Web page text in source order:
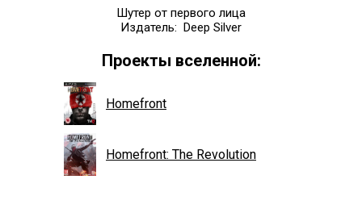
Шутер от первого лица
Издатель: Deep Silver
Проекты вселенной:
Homefront
Homefront: The Revolution